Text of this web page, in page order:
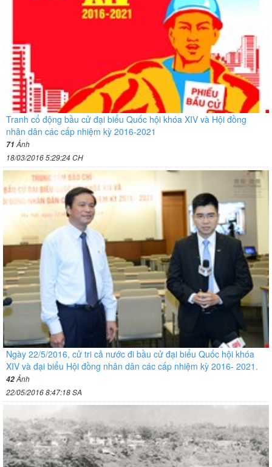
Tranh cổ động bầu cử đại biểu Quốc hội khóa XIV và Hội đồng
nhân dân các cấp nhiệm kỳ 2016-2021
71Ảnh
18/03/2016 5:29:24 CH
Ngày 22/5/2016, cử tri cả nước đi bầu cử đại biểu Quốc hội khóa
XIV và đại biểu Hội đồng nhân dân các cấp nhiệm kỳ 2016- 2021.
42Ảnh
22/05/2016 8:47:18 SA